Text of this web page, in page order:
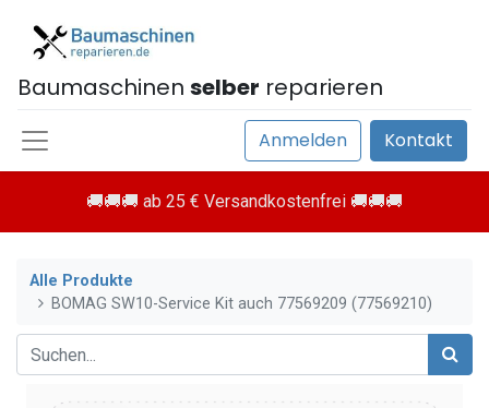
Baumaschinen selber reparieren
Anmelden Kontakt
🚚🚚🚚 ab 25 € Versandkostenfrei 🚚🚚🚚
Alle Produkte
BOMAG SW10-Service Kit auch 77569209 (77569210)